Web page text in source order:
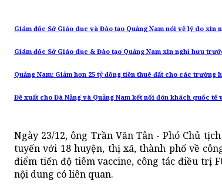
Giám đốc Sở Giáo dục và Đào tạo Quảng Nam nói về lý do xin
Giám đốc Sở Giáo dục & Đào tạo Quảng Nam xin nghỉ hưu
Quảng Nam: Giảm hơn 25 tỷ đồng tiền thuê đất cho các trường
Đề xuất cho Đà Nẵng và Quảng Nam kết nối đón khách quốc tế
Ngày 23/12, ông Trần Văn Tân - Phó Chủ
tuyến với 18 huyện, thị xã, thành phố về
điểm tiến độ tiêm vaccine, công tác điều trị
nội dung có liên quan.